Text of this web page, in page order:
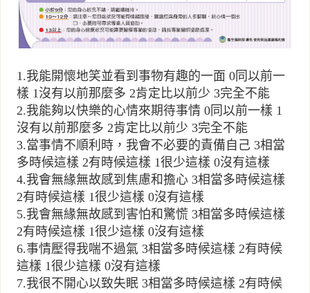
1.我能開懷地笑並看到事物有趣的一面 0同以前一
樣 1沒有以前那麼多 2肯定比以前少 3完全不能
2.我能夠以快樂的心情來期待事情 0同以前一樣 1
沒有以前那麼多 2肯定比以前少 3完全不能
3.當事情不順利時，我會不必要的責備自己 3相當
多時候這樣 2有時候這樣 1很少這樣 0沒有這樣
4.我會無緣無故感到焦慮和擔心 3相當多時候這樣
2有時候這樣 1很少這樣 0沒有這樣
5.我會無緣無故感到害怕和驚慌 3相當多時候這樣
2有時候這樣 1很少這樣 0沒有這樣
6.事情壓得我喘不過氣 3相當多時候這樣 2有時候
這樣 1很少這樣 0沒有這樣
7.我很不開心以致失眠 3相當多時候這樣 2有時候